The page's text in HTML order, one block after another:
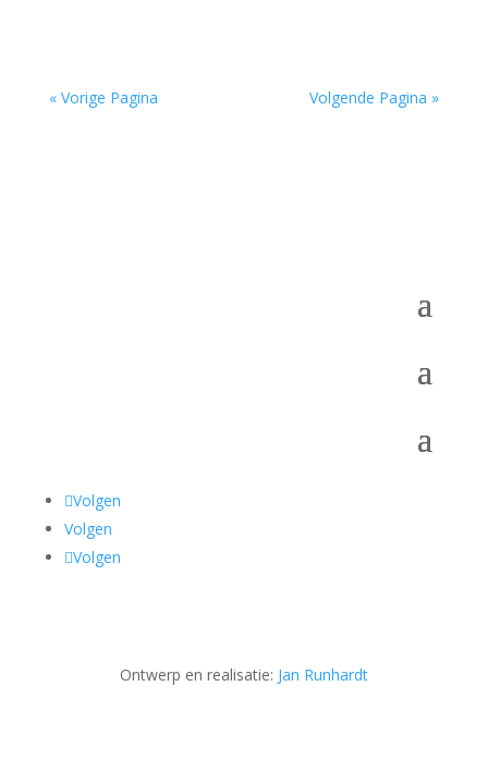
« Vorige Pagina Volgende Pagina »
Volgen
Volgen
Volgen
Ontwerp en realisatie: Jan Runhardt